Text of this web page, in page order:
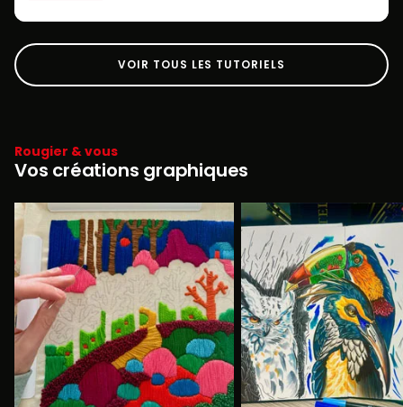
VOIR TOUS LES TUTORIELS
Rougier & vous
Vos créations graphiques